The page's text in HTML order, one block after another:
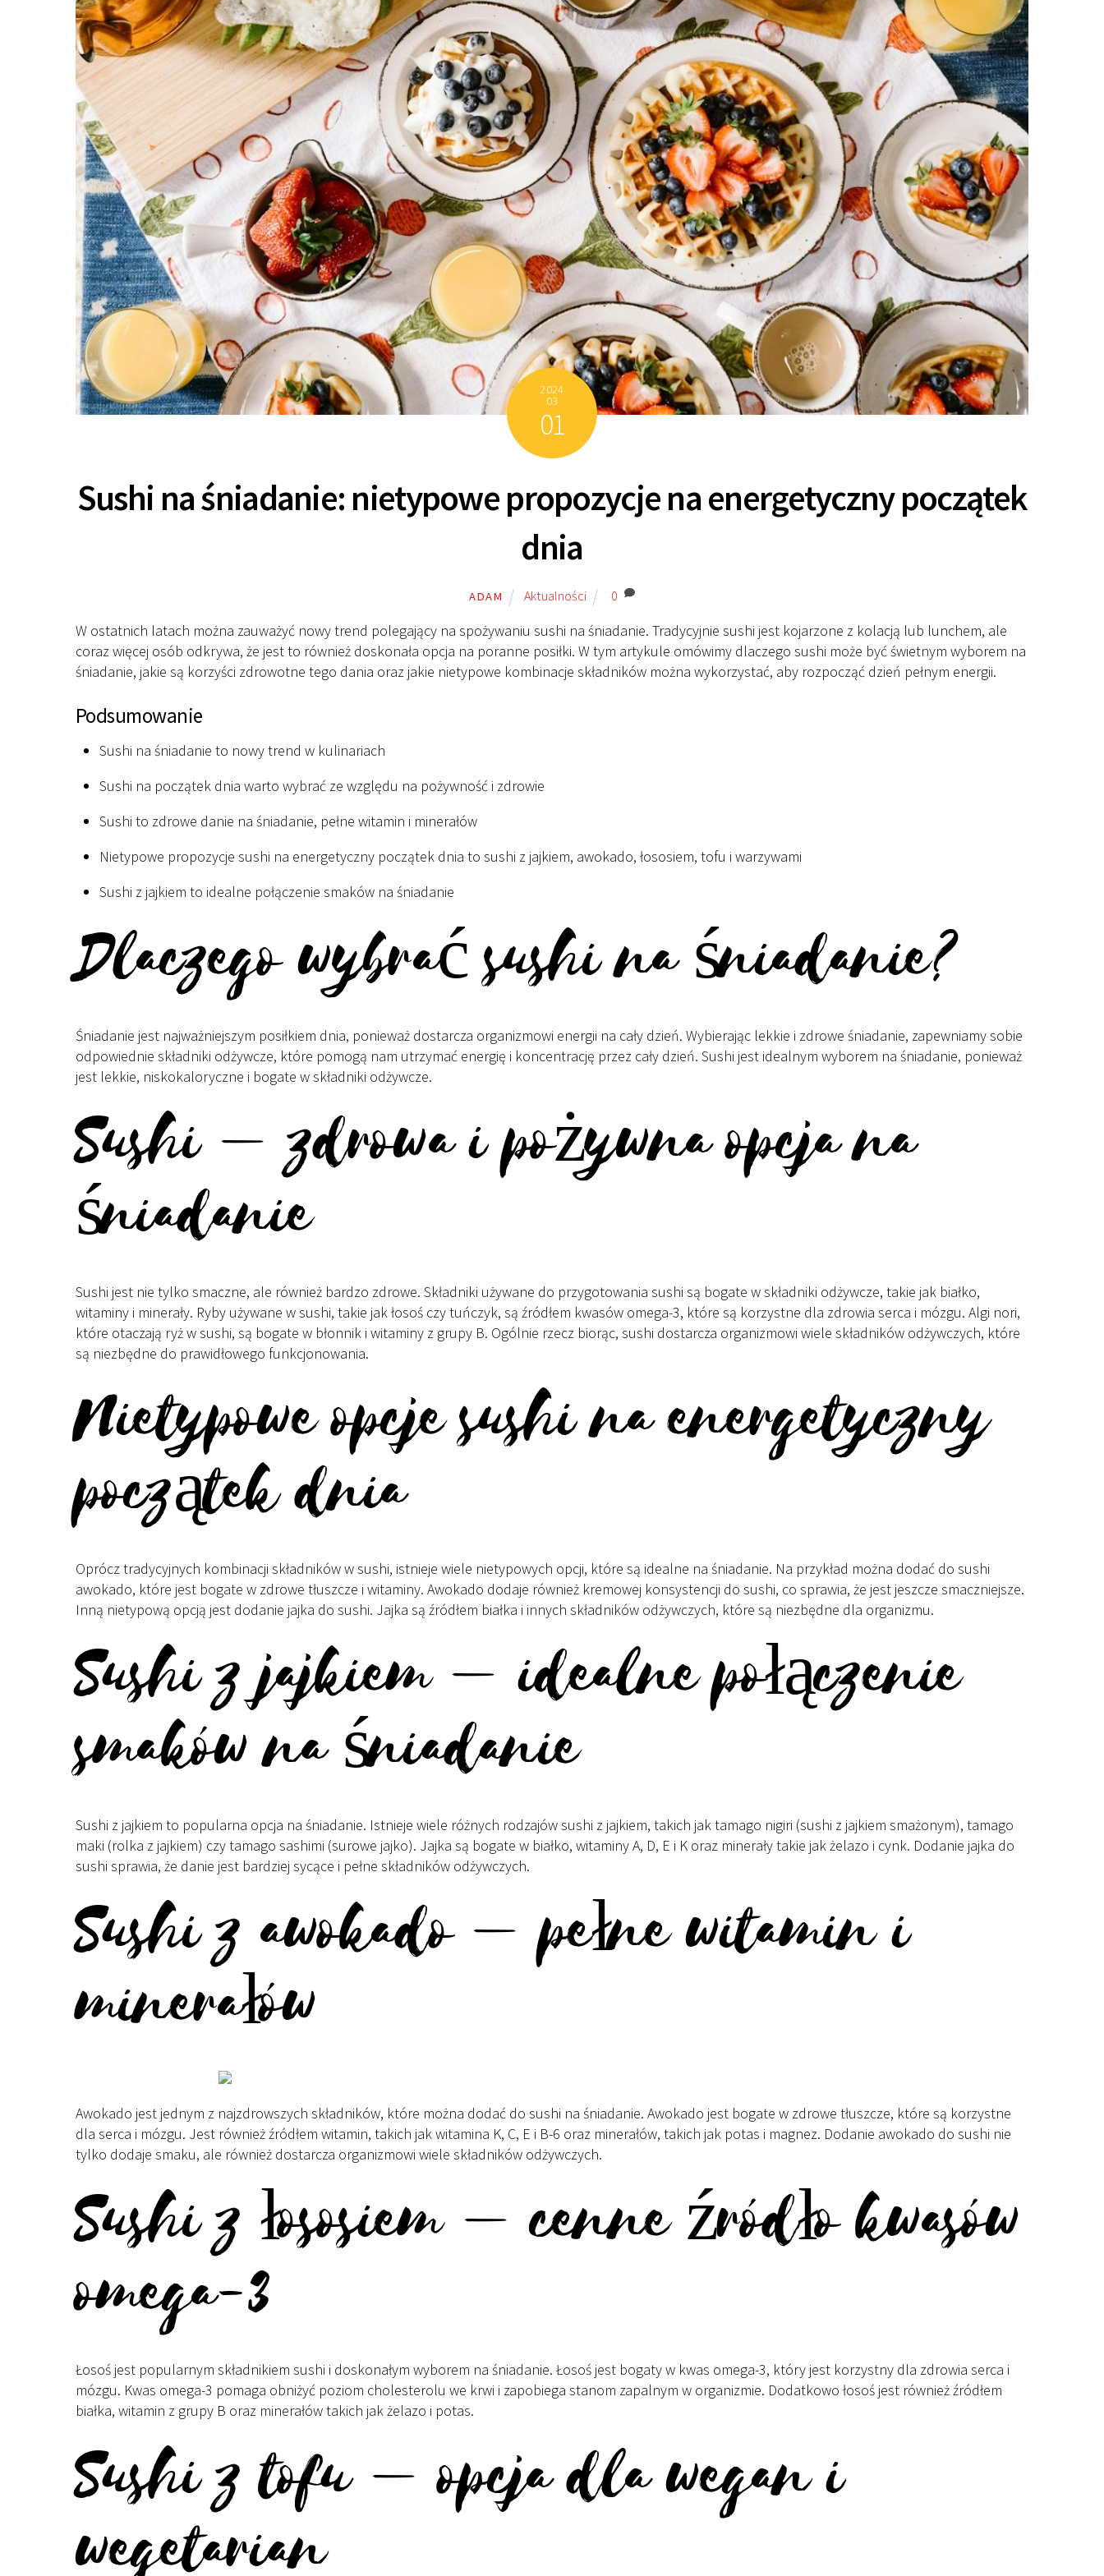
2024
03
01
Sushi na śniadanie: nietypowe propozycje na energetyczny początek
dnia
ADAM Aktualności 0
W ostatnich latach można zauważyć nowy trend polegający na spożywaniu sushi na śniadanie. Tradycyjnie sushi jest kojarzone z kolacją lub lunchem, ale
coraz więcej osób odkrywa, że jest to również doskonała opcja na poranne posiłki. W tym artykule omówimy dlaczego sushi może być świetnym wyborem na
śniadanie, jakie są korzyści zdrowotne tego dania oraz jakie nietypowe kombinacje składników można wykorzystać, aby rozpocząć dzień pełnym energii.
Podsumowanie
Sushi na śniadanie to nowy trend w kulinariach
Sushi na początek dnia warto wybrać ze względu na pożywność i zdrowie
Sushi to zdrowe danie na śniadanie, pełne witamin i minerałów
Nietypowe propozycje sushi na energetyczny początek dnia to sushi z jajkiem, awokado, łososiem, tofu i warzywami
Sushi z jajkiem to idealne połączenie smaków na śniadanie
Dlaczego wybrać sushi na śniadanie?
Śniadanie jest najważniejszym posiłkiem dnia, ponieważ dostarcza organizmowi energii na cały dzień. Wybierając lekkie i zdrowe śniadanie, zapewniamy sobie
odpowiednie składniki odżywcze, które pomogą nam utrzymać energię i koncentrację przez cały dzień. Sushi jest idealnym wyborem na śniadanie, ponieważ
jest lekkie, niskokaloryczne i bogate w składniki odżywcze.
Sushi – zdrowa i pożywna opcja na
śniadanie
Sushi jest nie tylko smaczne, ale również bardzo zdrowe. Składniki używane do przygotowania sushi są bogate w składniki odżywcze, takie jak białko,
witaminy i minerały. Ryby używane w sushi, takie jak łosoś czy tuńczyk, są źródłem kwasów omega-3, które są korzystne dla zdrowia serca i mózgu. Algi nori,
które otaczają ryż w sushi, są bogate w błonnik i witaminy z grupy B. Ogólnie rzecz biorąc, sushi dostarcza organizmowi wiele składników odżywczych, które
są niezbędne do prawidłowego funkcjonowania.
Nietypowe opcje sushi na energetyczny
początek dnia
Oprócz tradycyjnych kombinacji składników w sushi, istnieje wiele nietypowych opcji, które są idealne na śniadanie. Na przykład można dodać do sushi
awokado, które jest bogate w zdrowe tłuszcze i witaminy. Awokado dodaje również kremowej konsystencji do sushi, co sprawia, że jest jeszcze smaczniejsze.
Inną nietypową opcją jest dodanie jajka do sushi. Jajka są źródłem białka i innych składników odżywczych, które są niezbędne dla organizmu.
Sushi z jajkiem – idealne połączenie
smaków na śniadanie
Sushi z jajkiem to popularna opcja na śniadanie. Istnieje wiele różnych rodzajów sushi z jajkiem, takich jak tamago nigiri (sushi z jajkiem smażonym), tamago
maki (rolka z jajkiem) czy tamago sashimi (surowe jajko). Jajka są bogate w białko, witaminy A, D, E i K oraz minerały takie jak żelazo i cynk. Dodanie jajka do
sushi sprawia, że danie jest bardziej sycące i pełne składników odżywczych.
Sushi z awokado – pełne witamin i
minerałów
Awokado jest jednym z najzdrowszych składników, które można dodać do sushi na śniadanie. Awokado jest bogate w zdrowe tłuszcze, które są korzystne
dla serca i mózgu. Jest również źródłem witamin, takich jak witamina K, C, E i B-6 oraz minerałów, takich jak potas i magnez. Dodanie awokado do sushi nie
tylko dodaje smaku, ale również dostarcza organizmowi wiele składników odżywczych.
Sushi z łososiem – cenne źródło kwasów
omega-3
Łosoś jest popularnym składnikiem sushi i doskonałym wyborem na śniadanie. Łosoś jest bogaty w kwas omega-3, który jest korzystny dla zdrowia serca i
mózgu. Kwas omega-3 pomaga obniżyć poziom cholesterolu we krwi i zapobiega stanom zapalnym w organizmie. Dodatkowo łosoś jest również źródłem
białka, witamin z grupy B oraz minerałów takich jak żelazo i potas.
Sushi z tofu – opcja dla wegan i
wegetarian